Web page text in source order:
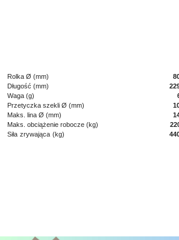
Rolka Ø (mm)
Długość (mm)
Waga (g)
Przetyczka szekli Ø (mm)
Maks. lina Ø (mm)
Maks. obciążenie robocze (kg)
Siła zrywająca (kg)